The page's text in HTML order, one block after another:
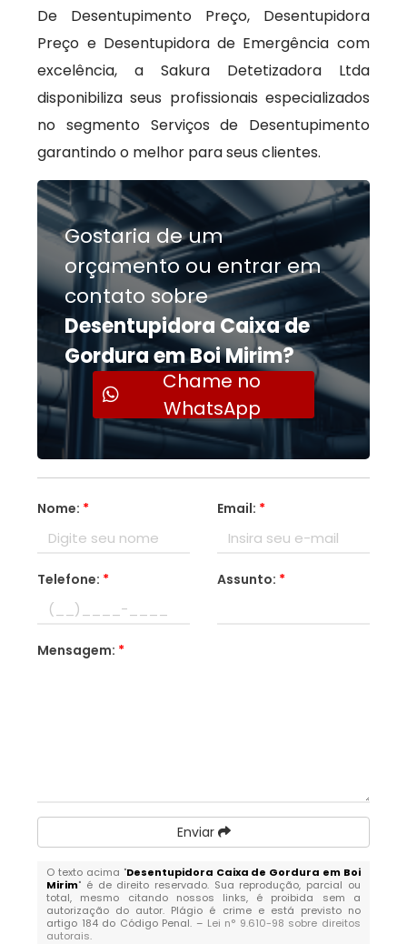
De Desentupimento Preço, Desentupidora
Preço e Desentupidora de Emergência com
excelência, a Sakura Detetizadora Ltda
disponibiliza seus profissionais especializados
no segmento Serviços de Desentupimento
garantindo o melhor para seus clientes.
Gostaria de um
orçamento ou entrar em
contato sobre
Desentupidora Caixa de
Gordura em Boi Mirim?
Chame no
WhatsApp
Nome: * Email: *
Telefone: * Assunto: *
Mensagem: *
Enviar
O texto acima "Desentupidora Caixa de Gordura em Boi
Mirim" é de direito reservado. Sua reprodução, parcial ou
total, mesmo citando nossos links, é proibida sem a
autorização do autor. Plágio é crime e está previsto no
artigo 184 do Código Penal. – Lei n° 9.610-98 sobre direitos
autorais.